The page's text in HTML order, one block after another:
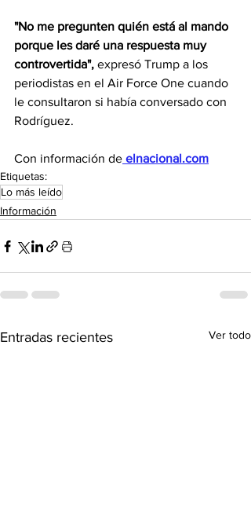
"No me pregunten quién está al mando
porque les daré una respuesta muy
controvertida", expresó Trump a los
periodistas en el Air Force One cuando
le consultaron si había conversado con
Rodríguez.
Con información de elnacional.com
Etiquetas:
Lo más leído
Información
Entradas recientes Ver todo